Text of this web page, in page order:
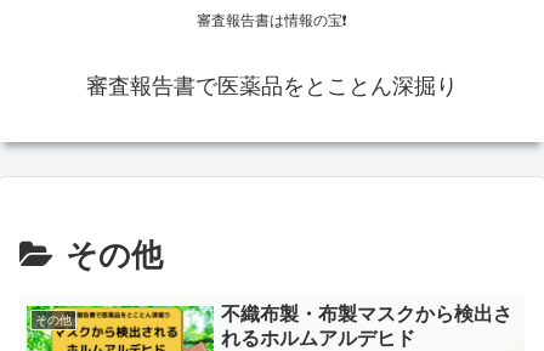
審査報告書は情報の宝❗
審査報告書で医薬品をとことん深掘り
その他
その他
不織布製・布製マスクから検出さ
れるホルムアルデヒド